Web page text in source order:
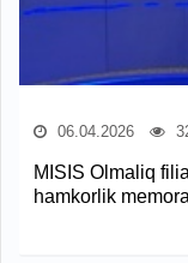
06.04.2026
MISIS Olmaliq
hamkorlik